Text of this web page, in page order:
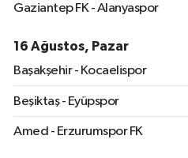
Gaziantep FK - Alanyaspor
16 Ağustos, Pazar
Başakşehir - Kocaelispor
Beşiktaş - Eyüpspor
Amed - Erzurumspor FK